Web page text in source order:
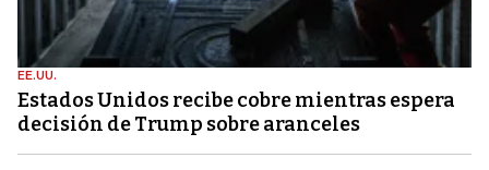
EE.UU.
Estados Unidos recibe cobre mientras espera
decisión de Trump sobre aranceles